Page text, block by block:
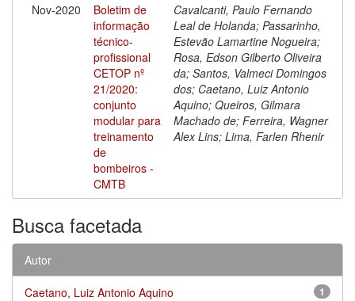
Nov-2020
Boletim de
informação
técnico-
profissional
CETOP nº
21/2020:
conjunto
modular para
treinamento
de
bombeiros -
CMTB
Cavalcanti, Paulo Fernando
Leal de Holanda; Passarinho,
Estevão Lamartine Nogueira;
Rosa, Edson Gilberto Oliveira
da; Santos, Valmeci Domingos
dos; Caetano, Luiz Antonio
Aquino; Queiros, Gilmara
Machado de; Ferreira, Wagner
Alex Lins; Lima, Farlen Rhenir
Busca facetada
Autor
1
Caetano, Luiz Antonio Aquino